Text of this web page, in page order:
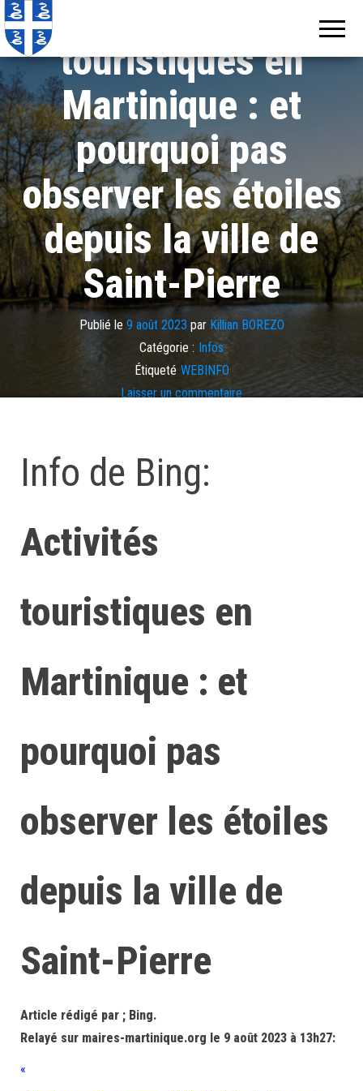
touristiques en
Martinique : et
pourquoi pas
observer les étoiles
depuis la ville de
Saint-Pierre
Publié le 9 août 2023 par Killian BOREZO
Catégorie : Infos
Étiqueté WEBINFO
Laisser un commentaire
Info de Bing:
Activités
touristiques en
Martinique : et
pourquoi pas
observer les étoiles
depuis la ville de
Saint-Pierre
Article rédigé par ; Bing.
Relayé sur maires-martinique.org le 9 août 2023 à 13h27:
«